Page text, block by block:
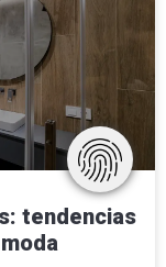
tendencias